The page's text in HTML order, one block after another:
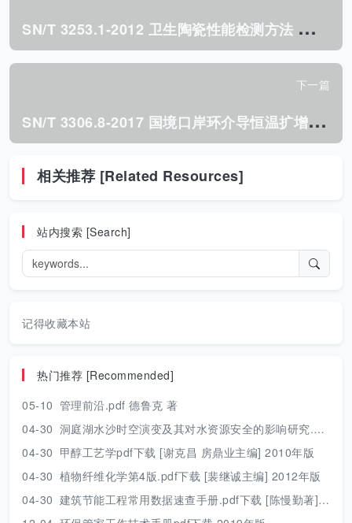
S
N/T 3253.1-2012 卫生陶瓷性能检测方法 第1部分耐化学腐蚀和耐污染性能.pdf
下一篇
S
N/T 3306.8-2017 国境口岸环介导恒温扩增(LAMP)检测方法 第8部分:基孔肯雅病毒.pdf
相关推荐 [Related Resources]
站内搜索 [Search]
记得收藏本站
热门推荐 [Recommended]
05-10 管理前沿.pdf 德鲁克 著
04-30 洞庭湖水沙时空演变及其对水资源安全的影响研究.pdf 胡光伟 著 2017年版
04-30 甲醇工艺学pdf下载 [谢克昌 房鼎业主编] 2010年版
04-30 植物纤维化学第4版.pdf下载 [裴继诚主编] 2012年版
04-30 建筑节能工程常用数据速查手册.pdf下载 [陈慢勤著] 2010年版